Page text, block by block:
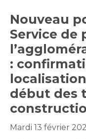
Ma ville,
Aménagement
Aménagement
Rôle d'évaluation
Rôle d'évaluation
Taxes
Taxes
Loisirs et
Arts et culture
Arts et culture
Bibliothèques
Bibliothèques
Développement
Services
Déneigement
Déneigement
Eau
Transition
et mobilité
Quoi faire
Activités
culturelles
Nouveau
Service de
:
début des
Mardi 13 février